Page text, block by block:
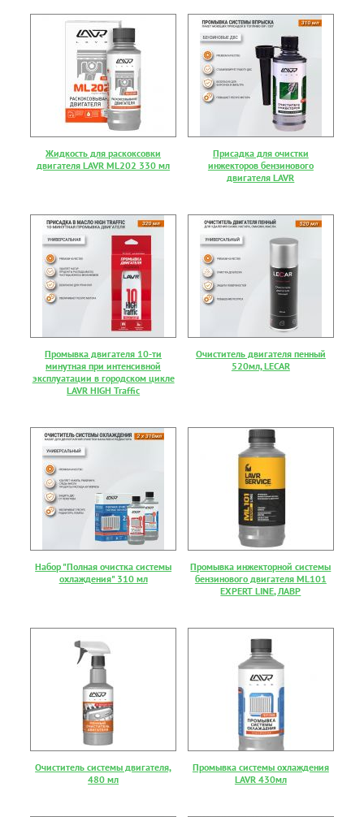
Жидкость для раскоксовки
двигателя LAVR ML202 330 мл
Присадка для очистки
инжекторов бензинового
двигателя LAVR
Промывка двигателя 10-ти
минутная при интенсивной
эксплуатации в городском цикле
LAVR HIGH Traffic
Очиститель двигателя пенный
520мл, LECAR
Набор "Полная очистка системы
охлаждения" 310 мл
Промывка инжекторной системы
бензинового двигателя ML101
EXPERT LINE, ЛАВР
Очиститель системы двигателя,
480 мл
Промывка системы охлаждения
LAVR 430мл